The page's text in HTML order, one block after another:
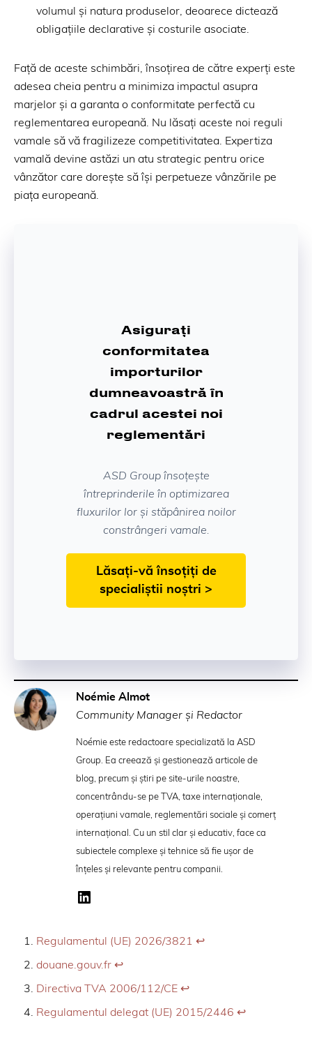
volumul și natura produselor, deoarece dictează
obligațiile declarative și costurile asociate.
Față de aceste schimbări, însoțirea de către experți este
adesea cheia pentru a minimiza impactul asupra
marjelor și a garanta o conformitate perfectă cu
reglementarea europeană. Nu lăsați aceste noi reguli
vamale să vă fragilizeze competitivitatea. Expertiza
vamală devine astăzi un atu strategic pentru orice
vânzător care dorește să își perpetueze vânzările pe
piața europeană.
Asigurați
conformitatea
importurilor
dumneavoastră în
cadrul acestei noi
reglementări
ASD Group însoțește
întreprinderile în optimizarea
fluxurilor lor și stăpânirea noilor
constrângeri vamale.
Lăsați-vă însoțiți de
specialiștii noștri >
Noémie Almot
Community Manager și Redactor
Noémie este redactoare specializată la ASD
Group. Ea creează și gestionează articole de
blog, precum și știri pe site-urile noastre,
concentrându-se pe TVA, taxe internaționale,
operațiuni vamale, reglementări sociale și comerț
internațional. Cu un stil clar și educativ, face ca
subiectele complexe și tehnice să fie ușor de
înțeles și relevante pentru companii.
Regulamentul (UE) 2026/3821 ↩︎
douane.gouv.fr ↩︎
Directiva TVA 2006/112/CE ↩︎
Regulamentul delegat (UE) 2015/2446 ↩︎